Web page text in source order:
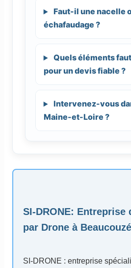
Faut-il une nacelle
échafaudage ?
Quels éléments
pour un devis fiable ?
Intervenez-vous
Maine-et-Loire ?
SI-DRONE: Entreprise
par Drone à Beaucouzé
SI-DRONE : entreprise